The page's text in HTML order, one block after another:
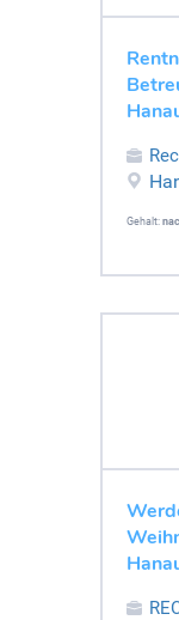
Gehalt: